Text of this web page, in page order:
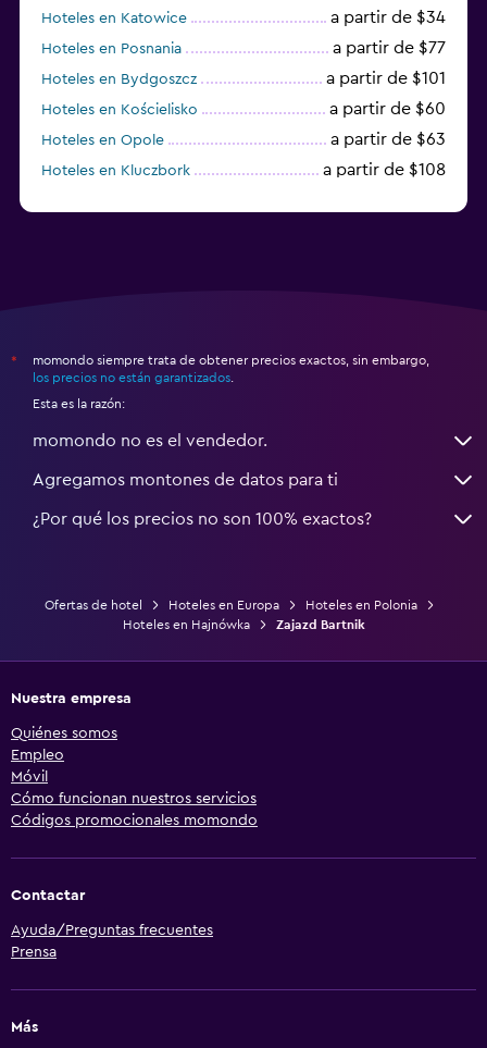
Hoteles en Katowice a partir de $34
Hoteles en Posnania a partir de $77
Hoteles en Bydgoszcz a partir de $101
Hoteles en Kościelisko a partir de $60
Hoteles en Opole a partir de $63
Hoteles en Kluczbork a partir de $108
*
momondo siempre trata de obtener precios exactos, sin embargo,
los precios no están garantizados
Esta es la razón:
momondo no es el vendedor.
Agregamos montones de datos para ti
¿Por qué los precios no son 100% exactos?
Ofertas de hotel Hoteles en Europa
Hoteles en Polonia
Hoteles en Hajnówka
Zajazd Bartnik
Nuestra empresa
Quiénes somos
Empleo
Móvil
Cómo funcionan nuestros servicios
Códigos promocionales momondo
Contactar
Ayuda/Preguntas frecuentes
Prensa
Más